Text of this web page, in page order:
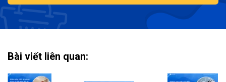
Bài viết liên quan: